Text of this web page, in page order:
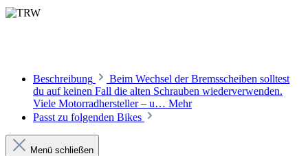
Beschreibung
Beim Wechsel der Bremsscheiben solltest
du auf keinen Fall die alten Schrauben wiederverwenden.
Viele Motorradhersteller – u… Mehr
Passt zu folgenden Bikes
Menü schließen